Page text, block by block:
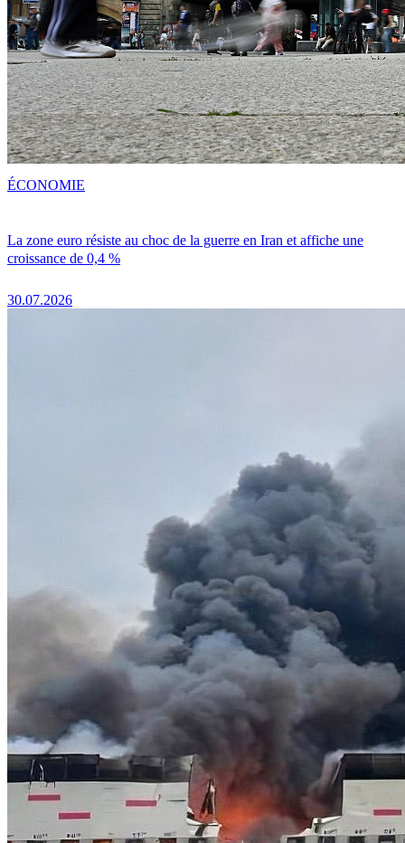
La zone euro résiste au choc de la guerre en Iran et affiche une
croissance de 0,4 %
30.07.2026
ÉCONOMIE